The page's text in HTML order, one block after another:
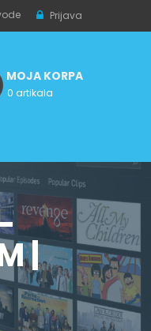
Prijava
MOJA KORPA
0 artikala
|